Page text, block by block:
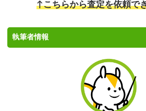
↑こちらから査定を依頼で
執筆者情報